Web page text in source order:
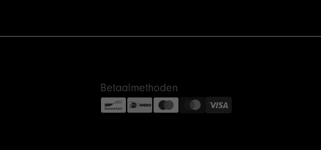
Betaalmethoden